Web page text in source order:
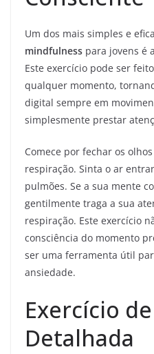
Um dos mais simples e
mindfulness para jovens é
Este exercício pode ser
qualquer momento,
digital sempre em
simplesmente prestar
Comece por fechar os
respiração. Sinta o ar
pulmões. Se a sua mente
gentilmente traga a sua
respiração. Este exercício
consciência do momento
ser uma ferramenta útil
ansiedade.
Exercício
Detalhada